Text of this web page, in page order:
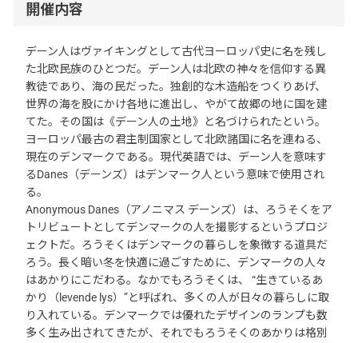
開催内容
デーン人はヴァイキングとして古代ヨーロッパ史に名を残し
た北欧民族のひとつだ。デーン人は北欧の神々を信仰する異
教徒であり、海の民だった。独創的な木造船をつくりあげ、
世界の海を股にかけ各地に進出し、やがて故郷の地に国を建
てた。その国は《デーン人の土地》と名づけられたという。
ヨーロッパ最古の君主制国家として北欧諸国に名を連ねる、
現在のデンマークである。現代英語では、デーン人を意味す
るDanes（デーンズ）はデンマーク人という意味で使用され
る。
Anonymous Danes（アノニマス デーンズ）は、ろうそくをア
トリビュートとしてデンマークの人を撮影するというプロジ
ェクトだ。ろうそくはデンマークの暮らしを象徴する道具だ
ろう。長く暗い冬を快適に過ごすために、デンマークの人々
はあかりにこだわる。なかでもろうそくは、 “生きているあ
かり（levende lys）”と呼ばれ、多くの人が日々の暮らしに取
り入れている。デンマークでは優れたデザインのランプも数
多く生み出されてきたが、それでもろうそくのあかりは格別